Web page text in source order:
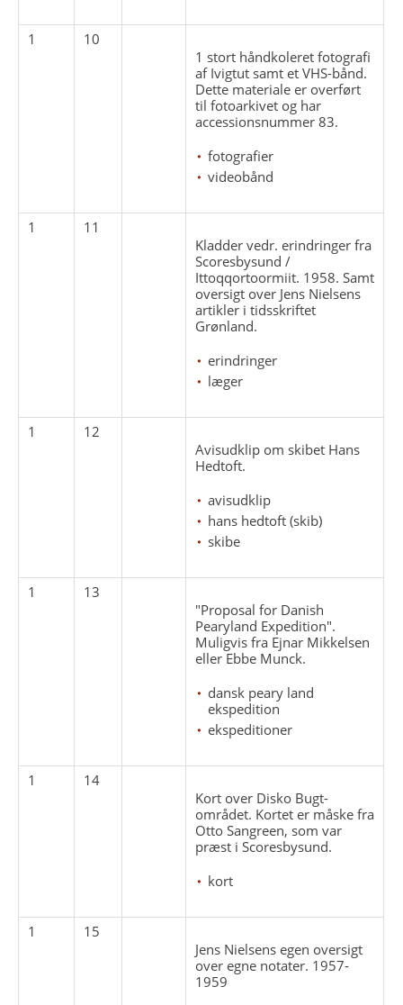
1
10
1 stort håndkoleret fotografi
af Ivigtut samt et VHS-bånd.
Dette materiale er overført
til fotoarkivet og har
accessionsnummer 83.
fotografier
videobånd
1
11
Kladder vedr. erindringer fra
Scoresbysund /
Ittoqqortoormiit. 1958. Samt
oversigt over Jens Nielsens
artikler i tidsskriftet
Grønland.
erindringer
læger
1
12
Avisudklip om skibet Hans
Hedtoft.
avisudklip
hans hedtoft (skib)
skibe
1
13
"Proposal for Danish
Pearyland Expedition".
Muligvis fra Ejnar Mikkelsen
eller Ebbe Munck.
dansk peary land
ekspedition
ekspeditioner
1
14
Kort over Disko Bugt-
området. Kortet er måske fra
Otto Sangreen, som var
præst i Scoresbysund.
kort
1
15
Jens Nielsens egen oversigt
over egne notater. 1957-
1959